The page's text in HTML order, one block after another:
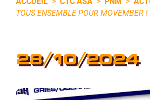
TOUS ENSEMBLE POUR MOVEMBER !
28/10/2024